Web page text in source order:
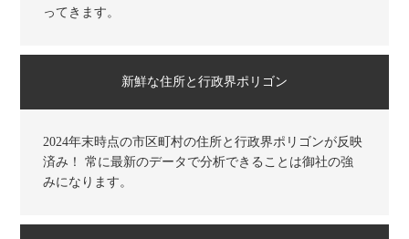
ってきます。
新鮮な住所と行政界ポリゴン
2024年末時点の市区町村の住所と行政界ポリゴンが反映
済み！ 常に最新のデータで分析できることは御社の強
みになります。